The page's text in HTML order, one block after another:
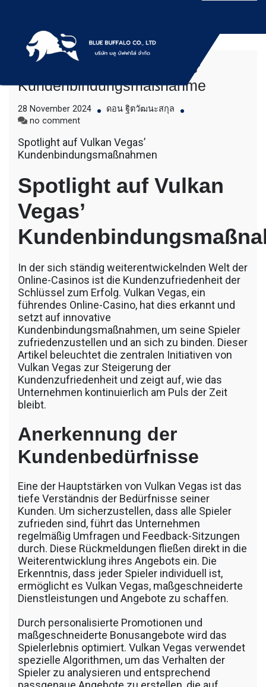
Bluebuffalo บลูบัฟฟา
โล่ ให้บริการเช่า
เครื่องจักร อย่างมือ
อาชีพ
บริการให้เช่าเครื่องจักร สำหรับใช้งานทั่วไป
โดยเครื่องจักรที่นำมาบริการเป็นเครื่องจักรรุ่น
ใหม่ ทันสมัย ทำงานรวดเร็ว ได้ผลงานที่คุ้มค่า
ราคายุติธรรม ขุดดิน ตักหิน ตักทราย ตัก
แร่ ตักสินค้าต่างๆ ขนย้ายเครื่องจักร โดยรถ
เทลเลอร์ รถพื้นเรียบชานต่ำ (Low bed) ขนส่ง
สินค้า โดยรถพ่วงดั๊มพ์ จำหน่ายดิน หิน ทราย
รับเหมาถมที่ รถตัก CAT 950 รถตัก Komatsu
WA 380 WA 320 WA 200 รถตัก Hitachi ZW
220 ZW 180 แบ็คโฮ CAT 320 CAT 312 แบ็ค
โฮ Komatsu PC 200 LC บูมยาว PC 200 PC
120 แบ็คโฮ Kobelco SK 210 บูมยาว SK 200
SK 140ขุดดิน ตักหิน ตักทราย ตักถ่านหิน
ตักกะลาปาร์ม ตักไม้สับ ตักวู๊ดชิป ตักแร่ ตัก
สินค้าต่างๆ ขนย้ายเครื่องจักร โดยรถเทลเลอร์
รถพื้นเรียบชานต่ำ (Low bed) ขนส่งสินค้า โดย
รถพ่วงดั๊มพ์ จำหน่ายดิน หิน ทราย รับเหมาถม
ที่ รถตัก CAT 950 รถตัก Komatsu WA 380 WA
320 WA 200 รถตัก Hitachi ZW 220 ZW 180
แบ็คโฮ CAT 320 CAT 312 แบ็คโฮ Komatsu
PC 200 LC บูมยาว PC 200 PC 120 แบ็คโฮ
Kobelco SK 210 บูมยาว SK 200 SK 140
Spotlight auf Vulkan Vegas’
Kundenbindungsmaßnahme
28 November 2024
ดอน ฐิตวัฒนะสกุล
no commenton
auf
Vulkan
Kundenbindungsmaßnahme
Spotlight auf Vulkan Vegas’
Kundenbindungsmaßnahmen
Spotlight auf Vulkan
Vegas’
In der sich ständig weiterentwickelnden Welt der
Online-Casinos ist die Kundenzufriedenheit der
Schlüssel zum Erfolg. Vulkan Vegas, ein
führendes Online-Casino, hat dies erkannt und
setzt auf innovative
Kundenbindungsmaßnahmen, um seine Spieler
zufriedenzustellen und an sich zu binden. Dieser
Artikel beleuchtet die zentralen Initiativen von
Vulkan Vegas zur Steigerung der
Kundenzufriedenheit und zeigt auf, wie das
Unternehmen kontinuierlich am Puls der Zeit
bleibt.
Anerkennung der
Kundenbedürfnisse
Eine der Hauptstärken von Vulkan Vegas ist das
tiefe Verständnis der Bedürfnisse seiner
Kunden. Um sicherzustellen, dass alle Spieler
zufrieden sind, führt das Unternehmen
regelmäßig Umfragen und Feedback-Sitzungen
durch. Diese Rückmeldungen fließen direkt in die
Weiterentwicklung ihres Angebots ein. Die
Erkenntnis, dass jeder Spieler individuell ist,
ermöglicht es Vulkan Vegas, maßgeschneiderte
Dienstleistungen und Angebote zu schaffen.
Durch personalisierte Promotionen und
maßgeschneiderte Bonusangebote wird das
Spielerlebnis optimiert. Vulkan Vegas verwendet
spezielle Algorithmen, um das Verhalten der
Spieler zu analysieren und entsprechend